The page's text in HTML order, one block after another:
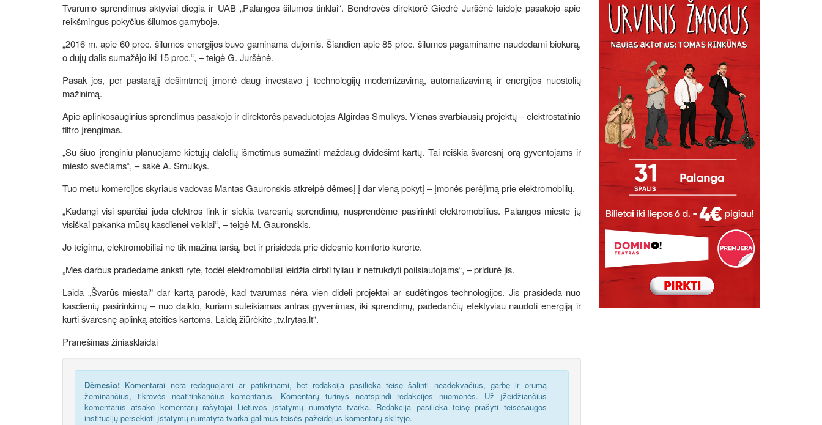
Tvarumo sprendimus aktyviai diegia ir UAB „Palangos šilumos tinklai“. Bendrovės direktorė Giedrė Juršėnė laidoje pasakojo apie
reikšmingus pokyčius šilumos gamyboje.
„2016 m. apie 60 proc. šilumos energijos buvo gaminama dujomis. Šiandien apie 85 proc. šilumos pagaminame naudodami biokurą,
o dujų dalis sumažėjo iki 15 proc.“, – teigė G. Juršėnė.
Pasak jos, per pastarąjį dešimtmetį įmonė daug investavo į technologijų modernizavimą, automatizavimą ir energijos nuostolių
mažinimą.
Apie aplinkosauginius sprendimus pasakojo ir direktorės pavaduotojas Algirdas Smulkys. Vienas svarbiausių projektų – elektrostatinio
filtro įrengimas.
„Su šiuo įrenginiu planuojame kietųjų dalelių išmetimus sumažinti maždaug dvidešimt kartų. Tai reiškia švaresnį orą gyventojams ir
miesto svečiams“, – sakė A. Smulkys.
Tuo metu komercijos skyriaus vadovas Mantas Gauronskis atkreipė dėmesį į dar vieną pokytį – įmonės perėjimą prie elektromobilių.
„Kadangi visi sparčiai juda elektros link ir siekia tvaresnių sprendimų, nusprendėme pasirinkti elektromobilius. Palangos mieste jų
visiškai pakanka mūsų kasdienei veiklai“, – teigė M. Gauronskis.
Jo teigimu, elektromobiliai ne tik mažina taršą, bet ir prisideda prie didesnio komforto kurorte.
„Mes darbus pradedame anksti ryte, todėl elektromobiliai leidžia dirbti tyliau ir netrukdyti poilsiautojams“, – pridūrė jis.
Laida „Švarūs miestai“ dar kartą parodė, kad tvarumas nėra vien dideli projektai ar sudėtingos technologijos. Jis prasideda nuo
kasdienių pasirinkimų – nuo daikto, kuriam suteikiamas antras gyvenimas, iki sprendimų, padedančių efektyviau naudoti energiją ir
kurti švaresnę aplinką ateities kartoms. Laidą žiūrėkite „tv.lrytas.lt“.
Pranešimas žiniasklaidai
Dėmesio! Komentarai nėra redaguojami ar patikrinami, bet redakcija pasilieka teisę šalinti neadekvačius, garbę ir orumą
žeminančius, tikrovės neatitinkančius komentarus. Komentarų turinys neatspindi redakcijos nuomonės. Už įžeidžiančius
komentarus atsako komentarų rašytojai Lietuvos įstatymų numatyta tvarka. Redakcija pasilieka teisę prašyti teisėsaugos
institucijų persekioti įstatymų numatyta tvarka galimus teisės pažeidėjus komentarų skiltyje.